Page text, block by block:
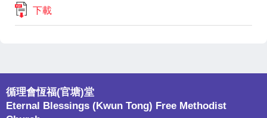
下載
循理會恆福(官塘)堂
Eternal Blessings (Kwun Tong) Free Methodist